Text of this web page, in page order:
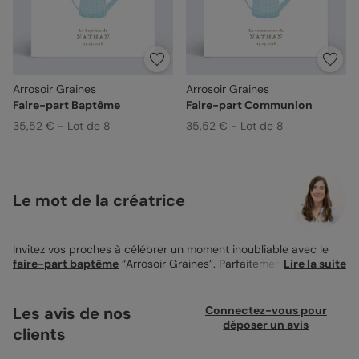
Arrosoir Graines
Faire-part Baptême
35,52 € - Lot de 8
Arrosoir Graines
Faire-part Communion
35,52 € - Lot de 8
Le mot de la créatrice
Invitez vos proches à célébrer un moment inoubliable avec le
faire-part baptême “Arrosoir Graines”. Parfaitement adapté
fraîcheur et la croissance, mettant en vedette un arrosoir
parsemé d'un délicat quadrillage, débordant de fleurs aux
teintes douces et apaisantes. Chaque fleur, choisie avec soin,
Lire la suite
Les avis de nos
clients
Connectez-vous pour
déposer un avis